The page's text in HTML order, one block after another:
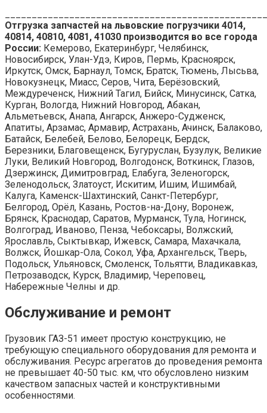
Отгрузка запчастей на львовские погрузчики 4014,
40814, 40810, 4081, 41030 производится во все города
России: Кемерово, Екатеринбург, Челябинск,
Новосибирск, Улан-Удэ, Киров, Пермь, Красноярск,
Иркутск, Омск, Барнаул, Томск, Братск, Тюмень, Лысьва,
Новокузнецк, Миасс, Серов, Чита, Берёзовский,
Междуреченск, Нижний Тагил, Бийск, Минусинск, Сатка,
Курган, Вологда, Нижний Новгород, Абакан,
Альметьевск, Анапа, Ангарск, Анжеро-Судженск,
Апатиты, Арзамас, Армавир, Астрахань, Ачинск, Балаково,
Батайск, Белебей, Белово, Белорецк, Бердск,
Березники, Благовещенск, Бугуруслан, Бузулук, Великие
Луки, Великий Новгород, Волгодонск, Воткинск, Глазов,
Дзержинск, Димитровград, Елабуга, Зеленогорск,
Зеленодольск, Златоуст, Искитим, Ишим, Ишимбай,
Калуга, Каменск-Шахтинский, Санкт-Петербург,
Белгород, Орёл, Казань, Ростов-на-Дону, Воронеж,
Брянск, Краснодар, Саратов, Мурманск, Тула, Ногинск,
Волгоград, Иваново, Пенза, Чебоксары, Волжский,
Ярославль, Сыктывкар, Ижевск, Самара, Махачкала,
Волжск, Йошкар-Ола, Сокол, Уфа, Архангельск, Тверь,
Подольск, Ульяновск, Смоленск, Тольятти, Владикавказ,
Петрозаводск, Курск, Владимир, Череповец,
Набережные Челны и др.
Обслуживание и ремонт
Грузовик ГАЗ-51 имеет простую конструкцию, не
требующую специального оборудования для ремонта и
обслуживания. Ресурс агрегатов до проведения ремонта
не превышает 40-50 тыс. км, что обусловлено низким
качеством запасных частей и конструктивными
особенностями.